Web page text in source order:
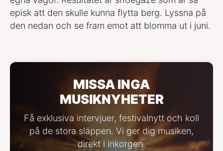
episk att den skulle kunna flytta berg. Lyssna på
den nedan och se fram emot att blomma ut i juni.
MISSA INGA
MUSIKNYHETER
Få exklusiva intervjuer, festivalnytt och koll
på de stora släppen. Vi ger dig musiken,
direkt i inkorgen.